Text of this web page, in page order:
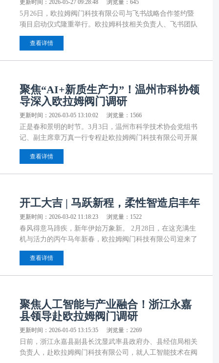
更新时间：2026-05-27 09:28:48 浏览量：645
5月26日，欧拉姆阀门科技有限公司与飞书战略合作签约暨
项目启动仪式隆重举行。欧拉姆科技相关负责人、飞书团队
代表及项目成员共同出席仪式，见证双方携手开启数字化协
同与智能化管理升级的新篇章。
查看详情
聚焦“AI+新质生产力”！温州市科协领
导深入欧拉姆阀门调研
更新时间：2026-03-05 13:10:02 浏览量：1566
正是春和景明的时节。3月3日，温州市科学技术协会党组书
记、副主席章万真一行专程赴欧拉姆阀门科技有限公司开展
专题调研，围绕“AI+新质生产力”这一主题，与企业负责人
及技术团队进行深入交流，详细了解企业在科技创新、数字
查看详情
开工大吉 | 马跃新程，柔性智造启丰年
更新时间：2026-03-02 11:18:23 浏览量：1522
春风得意马蹄疾，新年伊始万象新。 2月28日，在这充满生
机与活力的丙午马年新春，欧拉姆阀门科技有限公司迎来了
春节后的首个工作日。一场以“马跃新程，柔性智造启丰
年”为主题的开工仪式隆重举行，全体员工齐聚一堂，以崭
查看详情
聚焦人工智能与产业融合！浙江永嘉
县领导赴欧拉姆阀门调研
更新时间：2026-01-05 13:15:35 浏览量：2269
日前，浙江永嘉县副县长沈显武率县政府办、县经信局相关
负责人，赴欧拉姆阀门科技有限公司，就人工智能技术在阀